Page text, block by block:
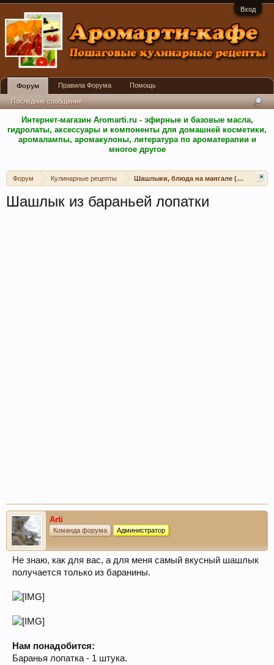
Вход
Интернет-магазин Aromarti.ru - эфирные и базовые масла,
гидролаты, аксессуары и компоненты для домашней косметики,
аромалампы, аромакулоны, литература по ароматерапии и
многое другое
Форум Кулинарные рецепты Шашлыки, блюда на мангале (открытом
Шашлык из бараньей лопатки
Arti
Команда форума Администратор
Не знаю, как для вас, а для меня самый вкусный шашлык
получается только из баранины.
Нам понадобится:
Баранья лопатка - 1 штука.
Форум
Последние сообщения
Правила Форума Помощь